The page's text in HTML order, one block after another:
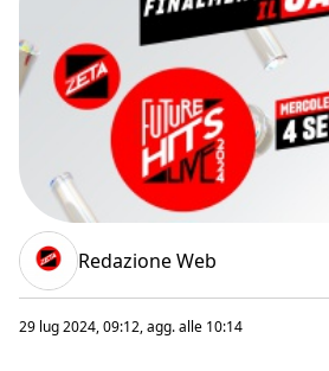
Redazione Web
29 lug 2024, 09:12, agg. alle 10:14